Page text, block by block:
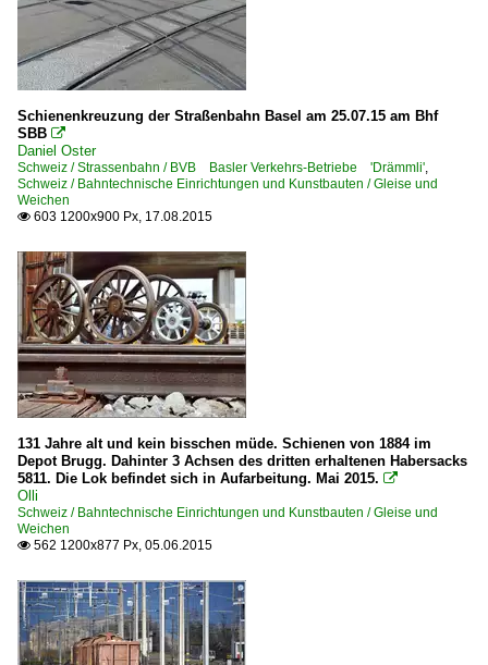
Schienenkreuzung der Straßenbahn Basel am 25.07.15 am Bhf
SBB 
Daniel Oster
Schweiz / Strassenbahn / BVB Basler Verkehrs-Betriebe 'Drämmli',
Schweiz / Bahntechnische Einrichtungen und Kunstbauten / Gleise und
Weichen
 603 1200x900 Px, 17.08.2015
131 Jahre alt und kein bisschen müde. Schienen von 1884 im
Depot Brugg. Dahinter 3 Achsen des dritten erhaltenen Habersacks
5811. Die Lok befindet sich in Aufarbeitung. Mai 2015. 
Olli
Schweiz / Bahntechnische Einrichtungen und Kunstbauten / Gleise und
Weichen
 562 1200x877 Px, 05.06.2015